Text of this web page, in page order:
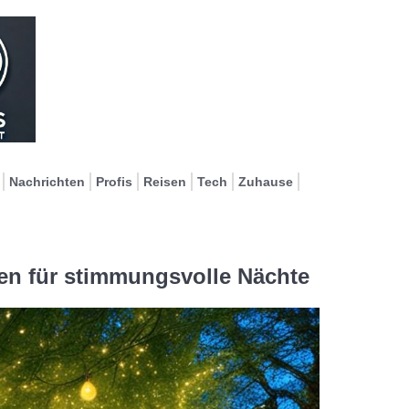
Nachrichten Profis Reisen Tech Zuhause
für stimmungsvolle Nächte